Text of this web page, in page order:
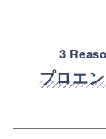
3
プロエ